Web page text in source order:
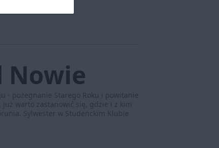
Nowie
- pożegnanie Starego Roku i powitanie
warto zastanowić się, gdzie i z kim
Sylwester w Studenckim Klubie